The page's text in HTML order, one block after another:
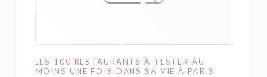
LES 100 RESTAURANTS À TESTER AU
MOINS UNE FOIS DANS SA VIE À PARIS